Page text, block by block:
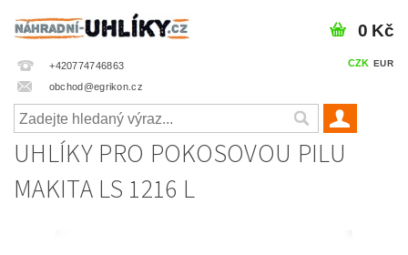
+420774746863
obchod@egrikon.cz
CZK EUR
0 Kč
UHLÍKY PRO POKOSOVOU PILU
MAKITA LS 1216 L